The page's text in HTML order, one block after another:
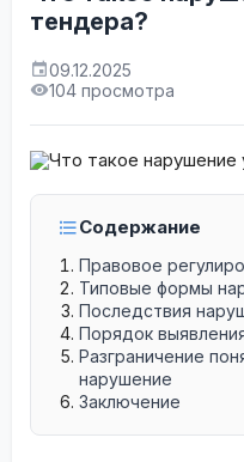
тендера?
09.12.2025
104 просмотра
Содержание
Правовое
Типовые формы
Последствия
Порядок
Разграничение
нарушение
Заключение